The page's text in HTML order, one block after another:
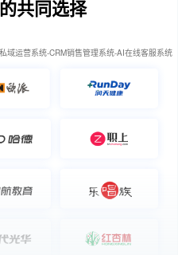
的共同选择